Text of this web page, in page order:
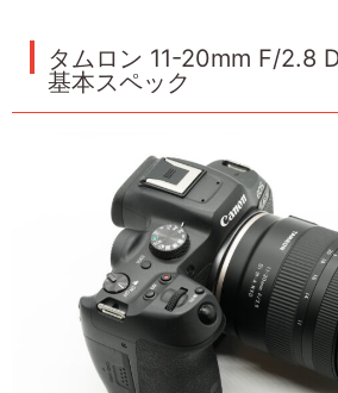
タムロン 11-20mm F/2.8
基本スペック